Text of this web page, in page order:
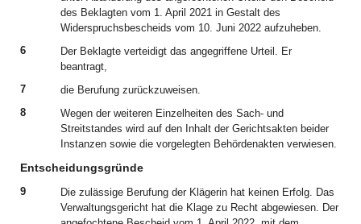
des Beklagten vom 1. April 2021 in Gestalt des
Widerspruchsbescheids vom 10. Juni 2022 aufzuheben.
6
Der Beklagte verteidigt das angegriffene Urteil. Er
beantragt,
7
die Berufung zurückzuweisen.
8
Wegen der weiteren Einzelheiten des Sach- und
Streitstandes wird auf den Inhalt der Gerichtsakten beider
Instanzen sowie die vorgelegten Behördenakten verwiesen.
Entscheidungsgründe
9
Die zulässige Berufung der Klägerin hat keinen Erfolg. Das
Verwaltungsgericht hat die Klage zu Recht abgewiesen. Der